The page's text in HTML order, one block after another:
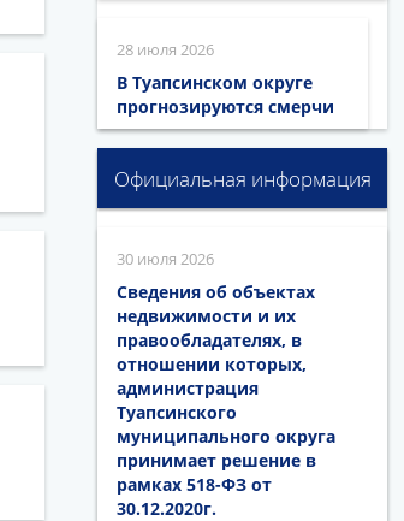
28 июля 2026
В Туапсинском округе
прогнозируются смерчи
Официальная информация
30 июля 2026
Сведения об объектах
недвижимости и их
правообладателях, в
отношении которых,
администрация
Туапсинского
муниципального округа
принимает решение в
рамках 518-ФЗ от
30.12.2020г.